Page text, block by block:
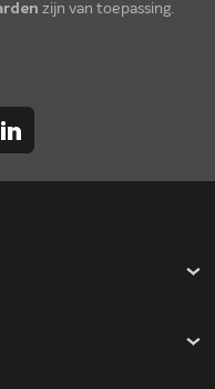
zijn van toepassing.